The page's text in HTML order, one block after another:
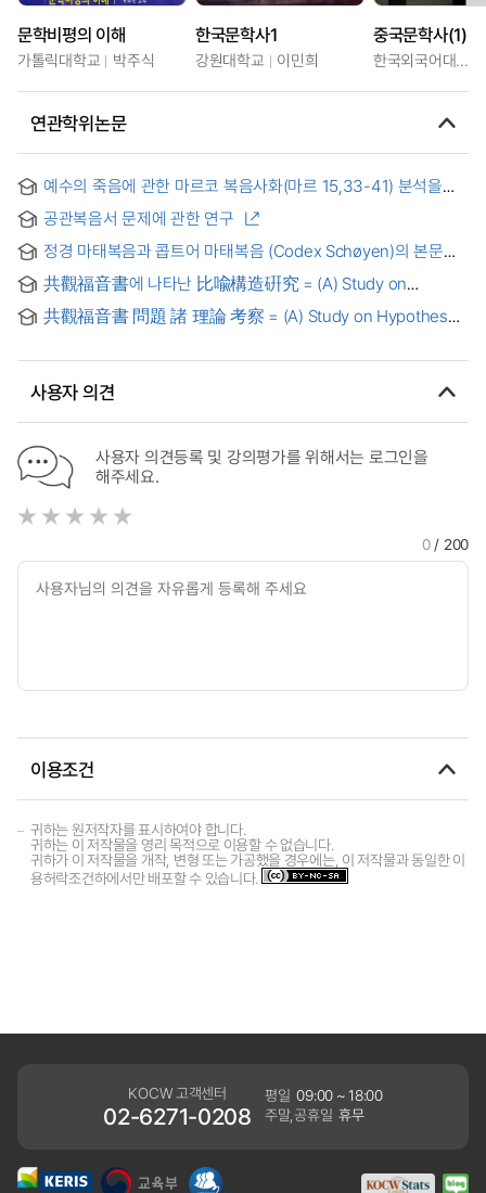
문학비평의 이해
가톨릭대학교 박주식
한국문학사1
강원대학교 이민희
중국문학사(1)
한국외국어대학교
연관학위논문
예수의 죽음에 관한 마르코 복음사화(마르 15,33-41) 분석을
Study on the Christians’ Experience of the Abandonment
of God in the light of the Analysis of the Markan Episode
about Jesus Death(Mk 15,33-41)
공관복음서 문제에 관한 연구
정경 마태복음과 콥트어 마태복음 (Codex Schøyen)의 본문
비교 연구 : ‘유대-기독교 복음서’를 향하여 = A Comparative
Study of the Texts of the Canonical Matthew and the
Coptic Matthew :Toward the ‘Jewish-Christian Gospel’
共觀福音書에 나타난 比喩構造硏究 = (A) Study on
Structure of Parable in the Synoptic Gospels
共觀福音書 問題 諸 理論 考察 = (A) Study on Hypotheses
사용자 의견
사용자 의견등록 및 강의평가를 위해서는 로그인을
해주세요.
0/ 200
이용조건
귀하는 원저작자를 표시하여야 합니다.
귀하는 이 저작물을 영리 목적으로 이용할 수 없습니다.
귀하가 이 저작물을 개작, 변형 또는 가공했을 경우에는, 이 저작물과 동일한 이
용허락조건하에서만 배포할 수 있습니다.
KOCW 고객센터
02-6271-0208
평일 09:00 ~ 18:00
주말,공휴일 휴무